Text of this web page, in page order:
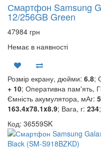
Смартфон Samsung
12/256GB Green
47984 грн
Немає в наявності
Розмір екрану, дюйми: 6.8;
+ 10; Оперативна пам'ять,
Ємність акумулятора, мАг:
163.4x78.1x8.9; Вага, г: 234
Код: 36559SK